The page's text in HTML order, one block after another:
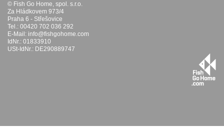
© Fish Go Home, spol. s.r.o.
Za Hládkovem 973/4
Praha 6 - Střešovice
Tel.: 00420 702 036 292
E-Mail: info@fishgohome.com
IdNr.: 01833910
USt-IdNr.: DE290889747